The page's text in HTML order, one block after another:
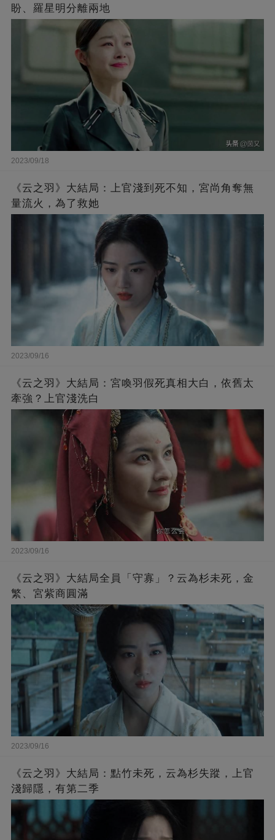
盼、羅星明分離兩地
2023/09/18
《云之羽》大結局：上官淺到死不知，宮尚角奪無
量流火，為了救她
2023/09/16
《云之羽》大結局：宮喚羽假死真相大白，依舊太
牽強？上官淺洗白
2023/09/16
《云之羽》大結局全員「守寡」？云為杉未死，金
繁、宮紫商圓滿
2023/09/16
《云之羽》大結局：點竹未死，云為杉失蹤，上官
淺歸隱，有第二季